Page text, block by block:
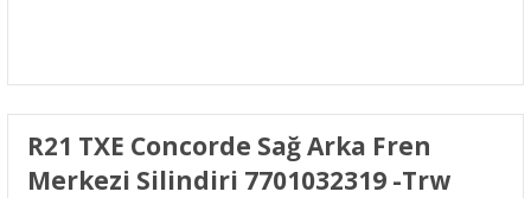
R21 TXE Concorde Sağ Arka Fren
Merkezi Silindiri 7701032319 -Trw